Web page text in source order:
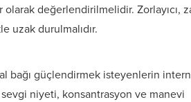
olarak değerlendirilmelidir. Zorlayıcı,
uzak durulmalıdır.
bağı güçlendirmek isteyenlerin
sevgi niyeti, konsantrasyon ve manevi